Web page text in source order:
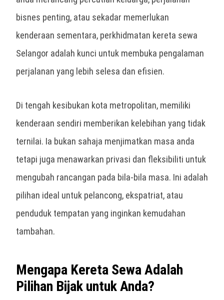
bisnes penting, atau sekadar memerlukan
kenderaan sementara, perkhidmatan kereta sewa
Selangor adalah kunci untuk membuka pengalaman
perjalanan yang lebih selesa dan efisien.
Di tengah kesibukan kota metropolitan, memiliki
kenderaan sendiri memberikan kelebihan yang tidak
ternilai. Ia bukan sahaja menjimatkan masa anda
tetapi juga menawarkan privasi dan fleksibiliti untuk
mengubah rancangan pada bila-bila masa. Ini adalah
pilihan ideal untuk pelancong, ekspatriat, atau
penduduk tempatan yang inginkan kemudahan
tambahan.
Mengapa Kereta Sewa Adalah
Pilihan Bijak untuk Anda?